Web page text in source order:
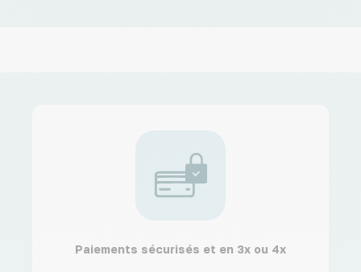
Paiements sécurisés et en 3x ou 4x